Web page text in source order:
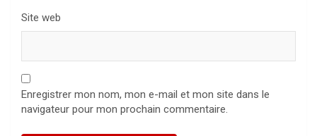
Site web
Enregistrer mon nom, mon e-mail et mon site dans le
navigateur pour mon prochain commentaire.